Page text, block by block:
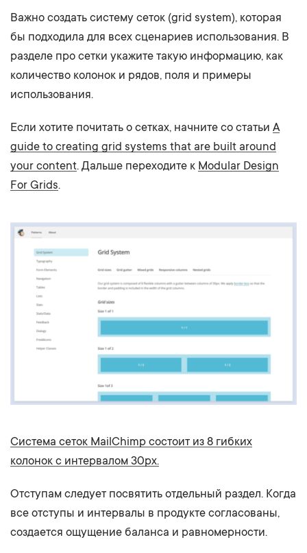
Важно создать систему сеток (grid system), которая
бы подходила для всех сценариев использования. В
разделе про сетки укажите такую информацию, как
количество колонок и рядов, поля и примеры
использования.
Если хотите почитать о сетках, начните со статьи A
guide to creating grid systems that are built around
your content. Дальше переходите к Modular Design
For Grids.
Система сеток MailChimp состоит из 8 гибких
колонок с интервалом 30px.
Отступам следует посвятить отдельный раздел. Когда
все отступы и интервалы в продукте согласованы,
создается ощущение баланса и равномерности.